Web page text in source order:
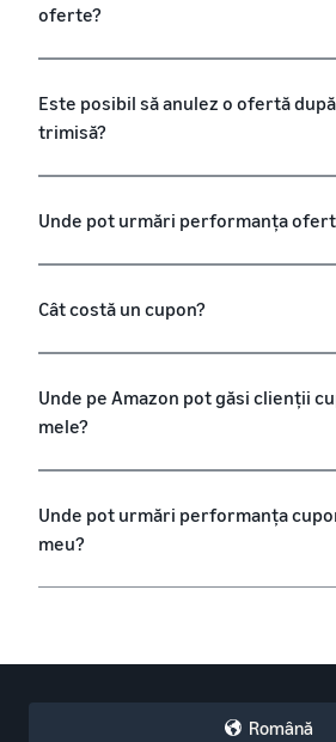
oferte?
Este posibil să anulez o ofertă
trimisă?
Unde pot urmări performanța
Cât costă un cupon?
Unde pe Amazon pot găsi clienții
mele?
Unde pot urmări performanța
meu?
Română